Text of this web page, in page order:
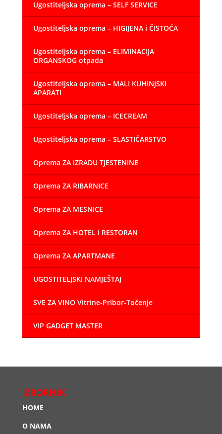
Ugostiteljska oprema – SELF SERVICE
Ugostiteljska oprema – HIGIJENA i ČISTOĆA
Ugostiteljska oprema – ELIMINACIJA
ORGANSKOG otpada
Ugostiteljska oprema – MALI KUHINJSKI
APARATI
Ugostiteljska oprema – ICECREAM
Ugostiteljska oprema – SLASTIČARSTVO
Oprema ZA IZRADU TJESTENINE
Oprema ZA RIBARNICE
Oprema ZA MESNICE
Oprema ZA HOTEL i RESTORAN
Oprema ZA APARTMANE
UGOSTITELJSKI NAMJEŠTAJ
SVE ZA VINO Vitrine-Pribor-Točenje
VIP GADGET MASTER
IZBORNIK
HOME
O NAMA